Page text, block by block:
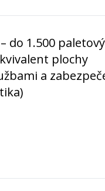
do 1.500
plochy
a